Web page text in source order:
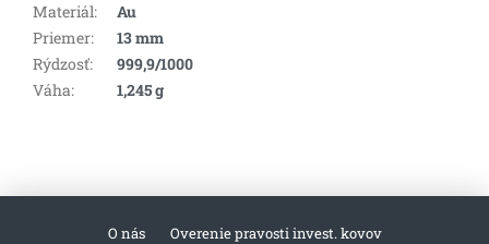
Materiál:
Au
Priemer:
13 mm
Rýdzosť:
999,9/1000
Váha: 1,245 g
O nás Overenie pravosti invest. kovov